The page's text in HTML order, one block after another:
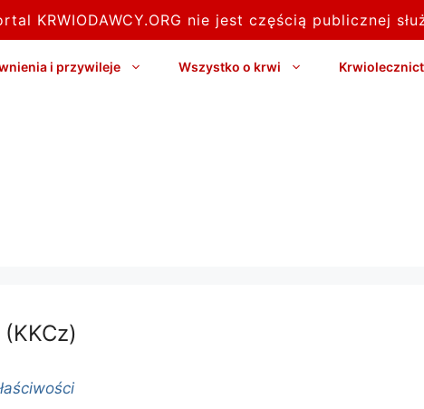
KRWIODAWCY.ORG nie jest częścią publicznej
i przywileje Wszystko o krwi